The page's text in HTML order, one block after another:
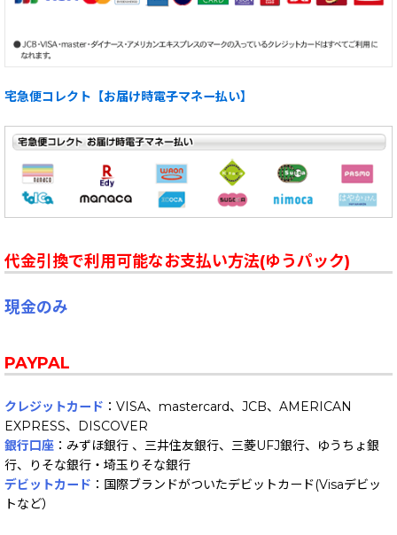
宅急便コレクト【お届け時電子マネー払い】
代金引換で利用可能なお支払い方法(ゆうパック)
現金のみ
PAYPAL
クレジットカード ：VISA、mastercard、JCB、AMERICAN
EXPRESS、DISCOVER
銀行口座 ：みずほ銀行 、三井住友銀行、三菱UFJ銀行、ゆうちょ銀
行、りそな銀行・埼玉りそな銀行
デビットカード ：国際ブランドがついたデビットカード(Visaデビッ
トなど）